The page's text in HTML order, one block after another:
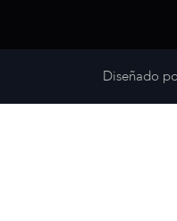
Diseñado